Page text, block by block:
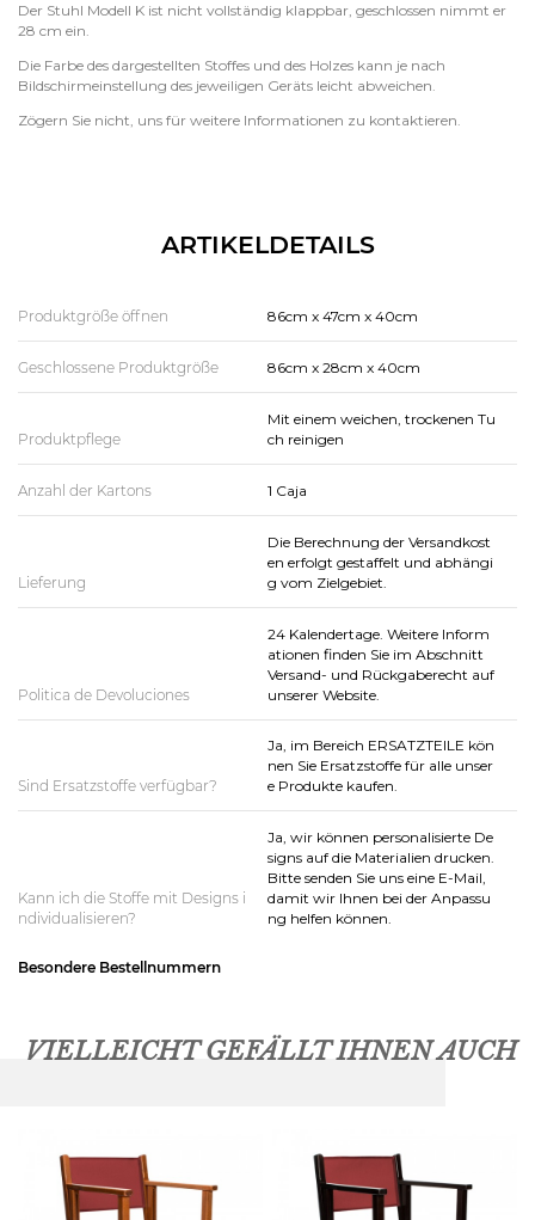
Der Stuhl Modell K ist nicht vollständig klappbar, geschlossen nimmt er
28 cm ein.
Die Farbe des dargestellten Stoffes und des Holzes kann je nach
Bildschirmeinstellung des jeweiligen Geräts leicht abweichen.
Zögern Sie nicht, uns für weitere Informationen zu kontaktieren.
ARTIKELDETAILS
Produktgröße öffnen 86cm x 47cm x 40cm
Geschlossene Produktgröße 86cm x 28cm x 40cm
Produktpflege
Mit einem weichen, trockenen Tu
ch reinigen
Anzahl der Kartons 1 Caja
Lieferung
Die Berechnung der Versandkost
en erfolgt gestaffelt und abhängi
g vom Zielgebiet.
Politica de Devoluciones
24 Kalendertage. Weitere Inform
ationen finden Sie im Abschnitt
Versand- und Rückgaberecht auf
unserer Website.
Sind Ersatzstoffe verfügbar?
Ja, im Bereich ERSATZTEILE kön
nen Sie Ersatzstoffe für alle unser
e Produkte kaufen.
Kann ich die Stoffe mit Designs i
ndividualisieren?
Ja, wir können personalisierte De
signs auf die Materialien drucken.
Bitte senden Sie uns eine E-Mail,
damit wir Ihnen bei der Anpassu
ng helfen können.
Besondere Bestellnummern
VIELLEICHT GEFÄLLT IHNEN AUCH